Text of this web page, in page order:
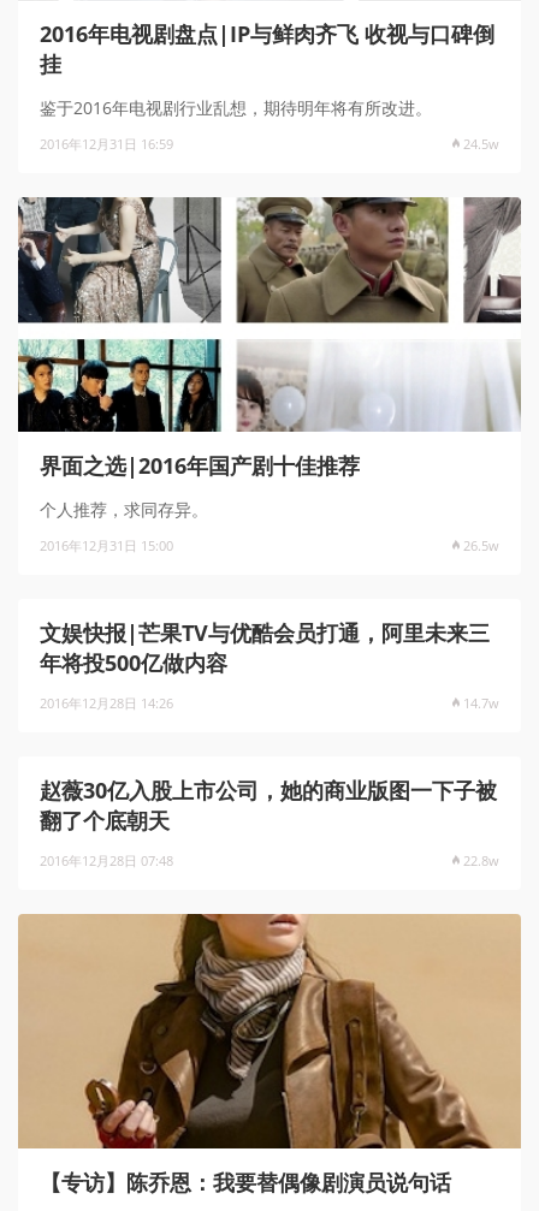
2016年电视剧盘点|IP与鲜肉齐飞 收视与口碑倒
挂
鉴于2016年电视剧行业乱想，期待明年将有所改进。
2016年12月31日 16:59 24.5w
界面之选|2016年国产剧十佳推荐
个人推荐，求同存异。
2016年12月31日 15:00 26.5w
文娱快报|芒果TV与优酷会员打通，阿里未来三
年将投500亿做内容
2016年12月28日 14:26 14.7w
赵薇30亿入股上市公司，她的商业版图一下子被
翻了个底朝天
2016年12月28日 07:48 22.8w
【专访】陈乔恩：我要替偶像剧演员说句话